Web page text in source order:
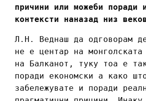
причини или можеби поради
контексти наназад низ
Л.Н. Веднаш да одговорам
не е центар на монголската
на Балканот, туку тоа е
поради економски а како
забележувате и поради